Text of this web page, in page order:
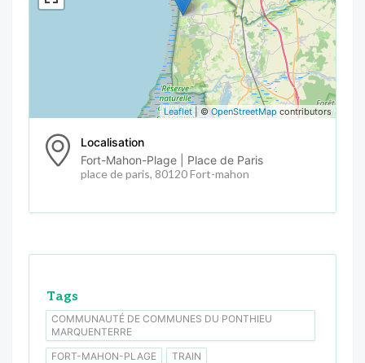
Leaflet| ©OpenStreetMap contributors
Localisation
Fort-Mahon-Plage | Place de Paris
place de paris, 80120 Fort-mahon
Tags
COMMUNAUTÉ DE COMMUNES DU PONTHIEU
MARQUENTERRE
FORT-MAHON-PLAGE
TRAIN